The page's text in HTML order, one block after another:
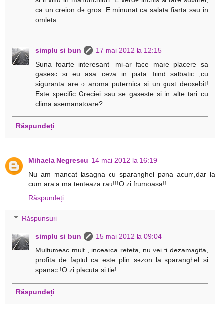
ca un creion de gros. E minunat ca salata fiarta sau in
omleta.
simplu si bun
17 mai 2012 la 12:15
Suna foarte interesant, mi-ar face mare placere sa
gasesc si eu asa ceva in piata...fiind salbatic ,cu
siguranta are o aroma puternica si un gust deosebit!
Este specific Greciei sau se gaseste si in alte tari cu
clima asemanatoare?
Răspundeți
Mihaela Negrescu 14 mai 2012 la 16:19
Nu am mancat lasagna cu sparanghel pana acum,dar la
cum arata ma tenteaza rau!!!O zi frumoasa!!
Răspundeți
Răspunsuri
simplu si bun
15 mai 2012 la 09:04
Multumesc mult , incearca reteta, nu vei fi dezamagita,
profita de faptul ca este plin sezon la sparanghel si
spanac !O zi placuta si tie!
Răspundeți